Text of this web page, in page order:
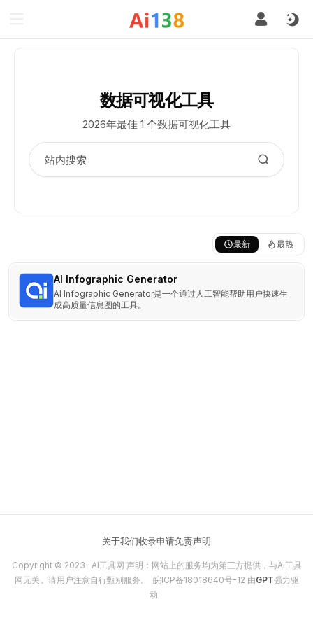
数据可视化工具
2026年最佳 1 个数据可视化工具
最新 最热
AI Infographic Generator
AI Infographic Generator是一个通过人工智能帮助用户快速生
成高质量信息图的工具。
关于我们收录申请免责声明
Copyright © 2023- AI工具网 声明：网站上的服务均为第三方提供，与AI工具
网无关。请用户注意自行甄别服务。 皖ICP备18018640号-12 由GPT强力驱
动